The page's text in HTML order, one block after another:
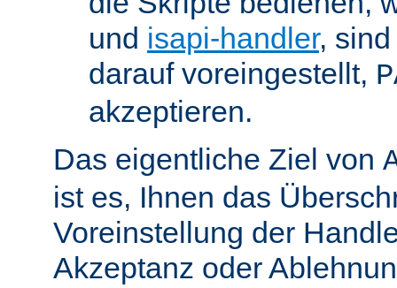
und isapi-handler,
darauf voreingestellt,
akzeptieren.
Das eigentliche Ziel von
ist es, Ihnen das
Voreinstellung der
Akzeptanz oder